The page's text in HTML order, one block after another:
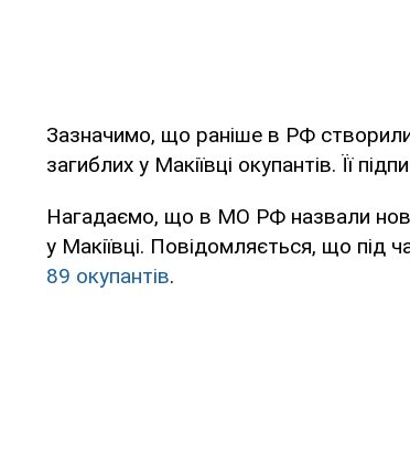
Зазначимо, що раніше в РФ
загиблих у Макіївці окупантів. Її
Нагадаємо, що в МО РФ назвали нову
у Макіївці. Повідомляється, що під
89 окупантів.